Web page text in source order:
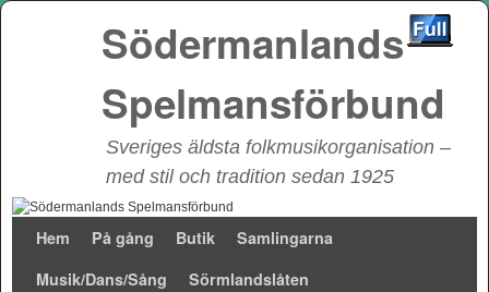
Södermanlands
Spelmansförbund
Sveriges äldsta folkmusikorganisation –
med stil och tradition sedan 1925
Hem På gång Butik
Samlingarna
Musik/Dans/Sång
Sörmlandslåten